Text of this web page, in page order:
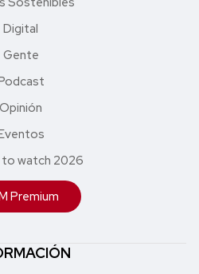
Digital
Gente
Opinión
to watch 2026
Premium